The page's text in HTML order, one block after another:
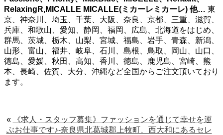
RelaxingR,MICALLE MICALLE(ミカーレミカーレ) 他… 東
京、神奈川、埼玉、千葉、大阪、奈良、京都、三重、滋賀、
兵庫、和歌山、愛知、静岡、福岡、広島、北海道をはじめ、
群馬、茨城、栃木、山梨、宮城、福島、岩手、青森、新潟、
山形、富山、福井、岐阜、石川、島根、鳥取、岡山、山口、
徳島、愛媛、秋田、高知、香川、徳島、鹿児島、宮崎、熊
本、長崎、佐賀、大分、沖縄など全国からご注文頂いており
ます。
«
《求人・スタッフ募集》ファッションを通じて幸せを運
ぶお仕事です♪-奈良県北葛城郡上牧町、西大和にあるセレ